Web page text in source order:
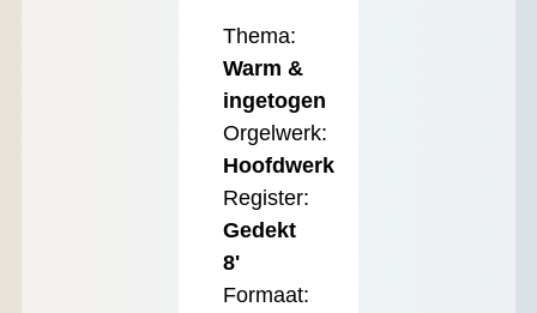
Thema:
Warm &
ingetogen
Orgelwerk:
Hoofdwerk
Register:
Gedekt
8'
Formaat: